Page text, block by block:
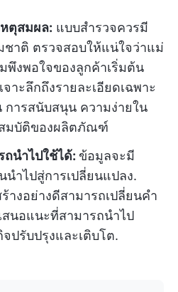
ตุสมผล: แบบสำรวจควรมี
ชาติ ตรวจสอบให้แน่ใจว่าแม่
พึงพอใจของลูกค้าเริ่มต้น
าะลึกถึงรายละเอียดเฉพาะ
การสนับสนุน ความง่ายใน
มบัติของผลิตภัณฑ์
ถนำไปใช้ได้: ข้อมูลจะมี
ำไปสู่การเปลี่ยนแปลง.
างอย่างดีสามารถเปลี่ยนคำ
สนอแนะที่สามารถนำไป
ปรับปรุงและเติบโต.